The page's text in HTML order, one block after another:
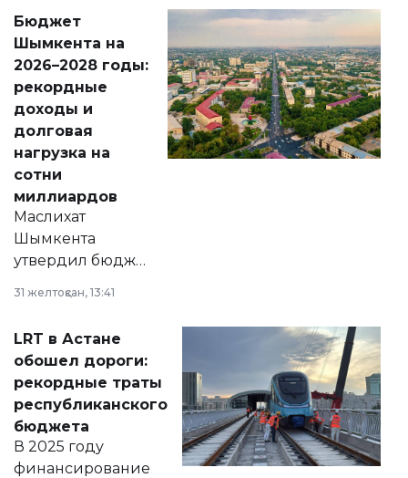
народу
Венесуэлы.
Бюджет
Шымкента на
2026–2028 годы:
рекордные
доходы и
долговая
нагрузка на
сотни
миллиардов
Маслихат
Шымкента
утвердил бюджет
2028 годы.
документ
появился в базе
нормативных
правовых актов и
на сайте маслихат
города.
31 желтоқсан, 13:41
LRT в Астане
обошел дороги:
рекордные траты
республиканского
бюджета
В 2025 году
финансирование